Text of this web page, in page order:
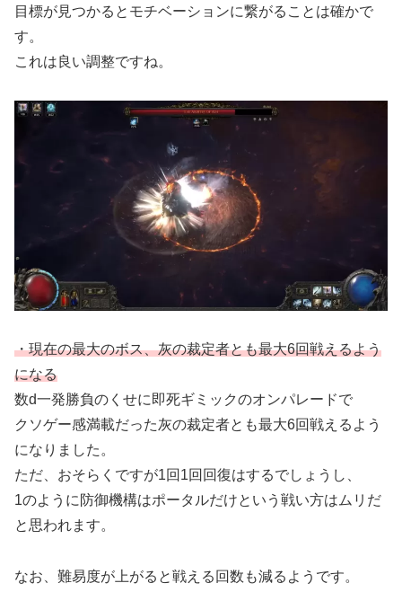
目標が見つかるとモチベーションに繋がることは確かで
す。
これは良い調整ですね。
・現在の最大のボス、灰の裁定者とも最大6回戦えるよう
になる
数d一発勝負のくせに即死ギミックのオンパレードで
クソゲー感満載だった灰の裁定者とも最大6回戦えるよう
になりました。
ただ、おそらくですが1回1回回復はするでしょうし、
1のように防御機構はポータルだけという戦い方はムリだ
と思われます。
なお、難易度が上がると戦える回数も減るようです。